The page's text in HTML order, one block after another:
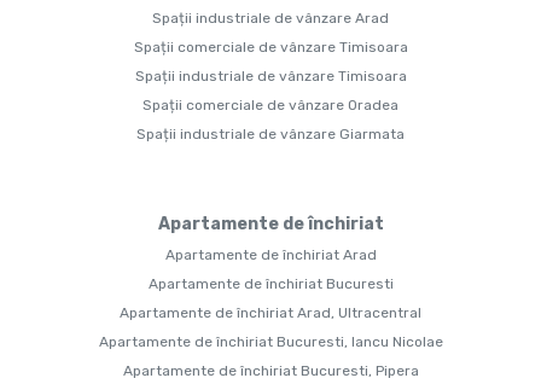
Spații industriale de vânzare Arad
Spații comerciale de vânzare Timisoara
Spații industriale de vânzare Timisoara
Spații comerciale de vânzare Oradea
Spații industriale de vânzare Giarmata
Apartamente de închiriat
Apartamente de închiriat Arad
Apartamente de închiriat Bucuresti
Apartamente de închiriat Arad, Ultracentral
Apartamente de închiriat Bucuresti, Iancu Nicolae
Apartamente de închiriat Bucuresti, Pipera